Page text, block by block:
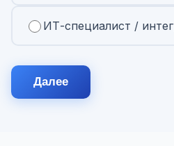
ИТ-специалист /
Далее